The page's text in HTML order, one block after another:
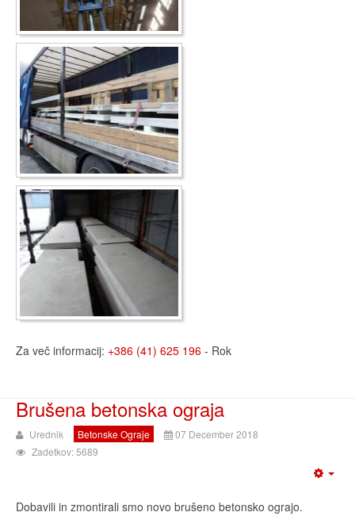
Za več informacij: +386 (41) 625 196 - Rok
Brušena betonska ograja
Urednik Betonske Ograje
07 December 2018
Zadetkov: 5689
Dobavili in zmontirali smo novo brušeno betonsko ograjo.